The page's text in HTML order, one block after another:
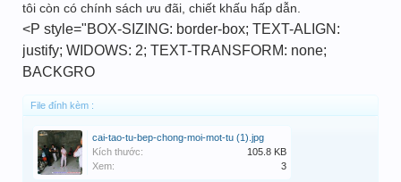
tôi còn có chính sách ưu đãi, chiết khấu hấp dẫn.
<P style="BOX-SIZING: border-box; TEXT-ALIGN:
justify; WIDOWS: 2; TEXT-TRANSFORM: none;
BACKGRO
File đính kèm :
cai-tao-tu-bep-chong-moi-mot-tu (1).jpg
Kích thước:
105.8 KB
Xem:
3